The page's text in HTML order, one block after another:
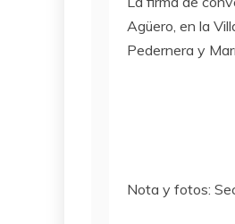
Agüero, en la
Pedernera y
Nota y fotos: